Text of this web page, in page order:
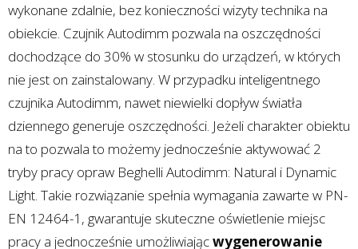
wykonane zdalnie, bez konieczności wizyty technika na
obiekcie. Czujnik Autodimm pozwala na oszczędności
dochodzące do 30% w stosunku do urządzeń, w których
nie jest on zainstalowany. W przypadku inteligentnego
czujnika Autodimm, nawet niewielki dopływ światła
dziennego generuje oszczędności. Jeżeli charakter obiektu
na to pozwala to możemy jednocześnie aktywować 2
tryby pracy opraw Beghelli Autodimm: Natural i Dynamic
Light. Takie rozwiązanie spełnia wymagania zawarte w PN-
EN 12464-1, gwarantuje skuteczne oświetlenie miejsc
pracy a jednocześnie umożliwiającwygenerowanie